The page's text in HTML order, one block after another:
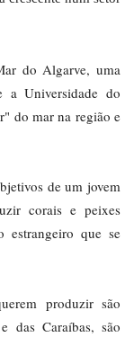
do Algarve, uma
a Universidade do
do mar na região e
de um jovem
corais e peixes
estrangeiro que se
produzir são
das Caraíbas, são